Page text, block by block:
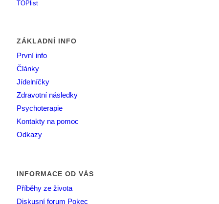
ZÁKLADNÍ INFO
První info
Články
Jídelníčky
Zdravotní následky
Psychoterapie
Kontakty na pomoc
Odkazy
INFORMACE OD VÁS
Příběhy ze života
Diskusní forum Pokec